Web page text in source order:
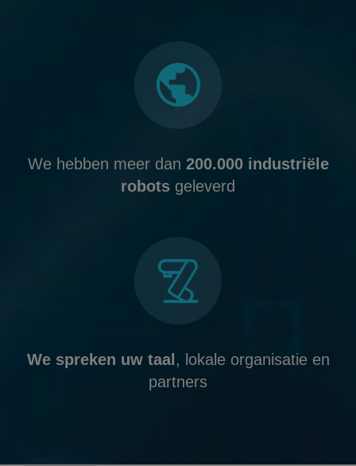
We hebben meer dan 200.000 industriële
robots geleverd
We spreken uw taal , lokale organisatie en
partners